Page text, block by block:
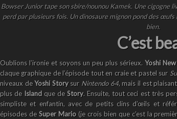
Bowser Junior tape son sbire/nounou Kamek. Une cigogne
perd par plusieurs fois. Un dinosaure mignon pond des
bien.
C’est
Oublions l’ironie et soyons un peu plus sérieux. Yoshi
claque graphique de l’épisode tout en craie et pastel sur
niveaux deYoshi Storysur Nintendo 64, mais il est
plus de Island que deStory. Ensuite, tout ceci est très
simpliste et enfantin, avec de petits clins d’œils et
épisodes deSuper Mario(je crois bien que c’est la